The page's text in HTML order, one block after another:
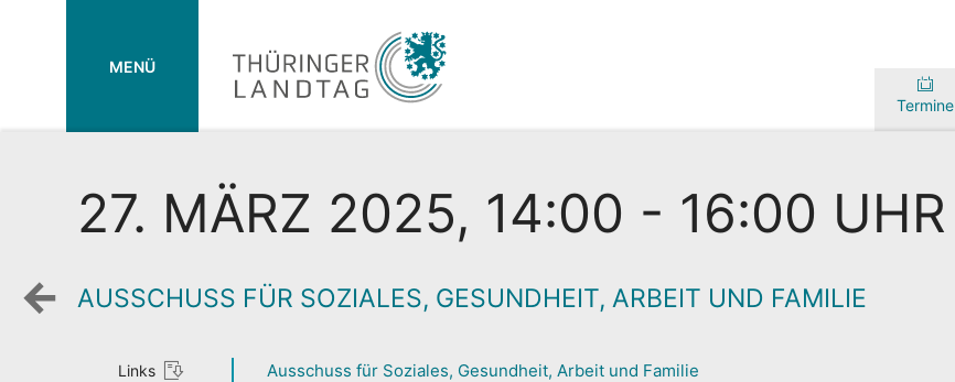
MENÜ
Termine
Zurück
zur
27. MÄRZ 2025, 14:00 - 16:00 UHR
AUSSCHUSS FÜR SOZIALES, GESUNDHEIT, ARBEIT UND FAMILIE
Links Ausschuss für Soziales, Gesundheit, Arbeit und Familie